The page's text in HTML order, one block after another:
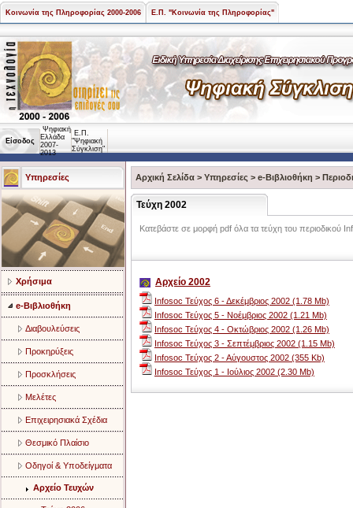
Κοινωνία της Πληροφορίας 2000-2006 Ε.Π. "Κοινωνία της Πληροφορίας"
Είσοδος
Ψηφιακή
Ελλάδα
2007-
2013
Ε.Π.
"Ψηφιακή
Σύγκλιση"
Υπηρεσίες
Χρήσιμα
e-Βιβλιοθήκη
Διαβουλεύσεις
Προκηρύξεις
Προσκλήσεις
Μελέτες
Επιχειρησιακά Σχέδια
Θεσμικό Πλαίσιο
Οδηγοί & Υποδείγματα
Αρχείο Τευχών
Αρχική Σελίδα > Υπηρεσίες > e-Βιβλιοθήκη >
Τεύχη 2002
Κατεβάστε σε μορφή pdf όλα τα τεύχη του περιοδικού
Αρχείο 2002
Infosoc Τεύχος 6 - Δεκέμβριος 2002 (1.78 Mb)
Infosoc Τεύχος 5 - Νοέμβριος 2002 (1.21 Mb)
Infosoc Τεύχος 4 - Οκτώβριος 2002 (1.26 Mb)
Infosoc Τεύχος 3 - Σεπτέμβριος 2002 (1.15 Mb)
Infosoc Τεύχος 2 - Αύγουστος 2002 (355 Kb)
Infosoc Τεύχος 1 - Ιούλιος 2002 (2.30 Mb)